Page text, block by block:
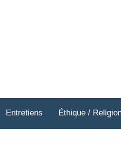
Entretiens Éthique /